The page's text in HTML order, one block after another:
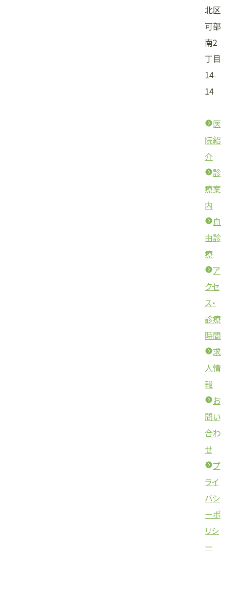
北区
可部
南2
丁目
14-
14
医
院紹
介
診
療案
内
自
由診
療
ア
クセ
ス・
診療
時間
求
人情
報
お
問い
合わ
せ
プ
ライ
バシ
ーポ
リシ
ー